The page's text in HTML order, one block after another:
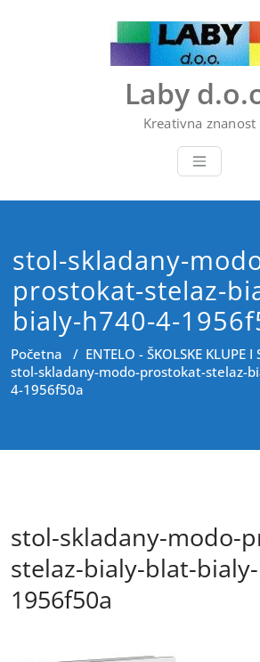
Laby
Kreativna znanost
stol-skladany-
prostokat-stelaz-
bialy-h740-4-
Početna / ENTELO - ŠKOLSKE KLUPE I
stol-skladany-modo-prostokat-stelaz-
4-1956f50a
stol-skladany-modo-
stelaz-bialy-blat-
1956f50a